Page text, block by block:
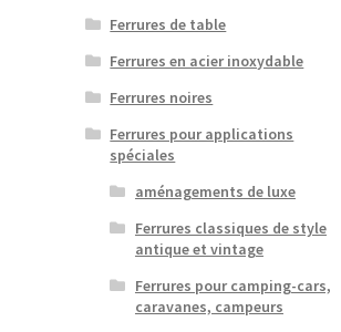
Ferrures de table
Ferrures en acier inoxydable
Ferrures noires
Ferrures pour applications
spéciales
aménagements de luxe
Ferrures classiques de style
antique et vintage
Ferrures pour camping-cars,
caravanes, campeurs